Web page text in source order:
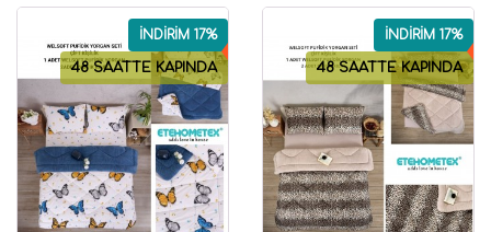
48 SAATTE KAPINDA
İNDİRİM 17%
48 SAATTE KAPINDA
İNDİRİM 17%